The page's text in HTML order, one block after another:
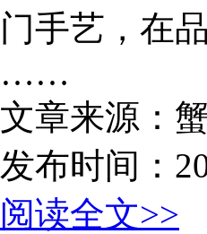
门手艺，在
……
文章来源：
发布时间：
阅读全文>>